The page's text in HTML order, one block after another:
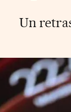
Un